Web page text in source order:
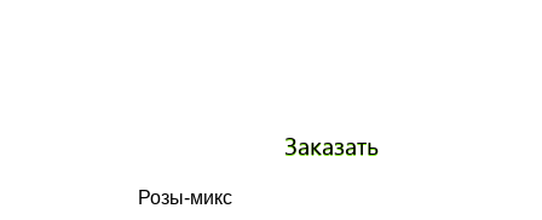
Розы-микс
Заказать